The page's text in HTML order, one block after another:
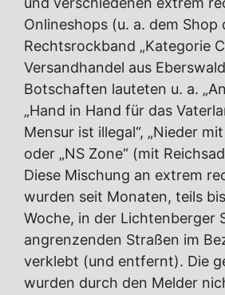
Onlineshops (u. a. dem Shop
Rechtsrockband „Kategorie
Versandhandel aus
Botschaften lauteten u. a.
„Hand in Hand für das
Mensur ist illegal“, „Nieder
oder „NS Zone“ (mit
Diese Mischung an extrem
wurden seit Monaten, teils
Woche, in der Lichtenberger
angrenzenden Straßen im
verklebt (und entfernt). Die
wurden durch den Melder